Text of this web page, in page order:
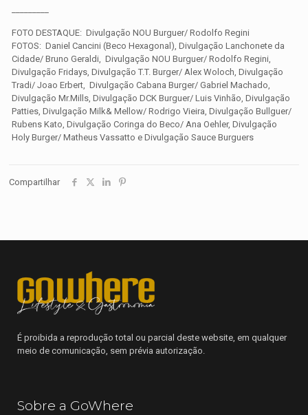
FOTO DESTAQUE: Divulgação NOU Burguer/ Rodolfo Regini
FOTOS: Daniel Cancini (Beco Hexagonal), Divulgação Lanchonete da
Cidade/ Bruno Geraldi, Divulgação NOU Burguer/ Rodolfo Regini,
Divulgação Fridays, Divulgação T.T. Burger/ Alex Woloch, Divulgação
Tradi/ Joao Erbert, Divulgação Cabana Burger/ Gabriel Machado,
Divulgação Mr.Mills, Divulgação DCK Burguer/ Luis Vinhão, Divulgação
Patties, Divulgação Milk& Mellow/ Rodrigo Vieira, Divulgação Bullguer/
Rubens Kato, Divulgação Coringa do Beco/ Ana Oehler, Divulgação
Holy Burger/Matheus Vassatto e Divulgação Sauce Burguers
Compartilhar
É proibida a reprodução total ou parcial deste website, em qualquer
meio de comunicação, sem prévia autorização.
Sobre a GoWhere